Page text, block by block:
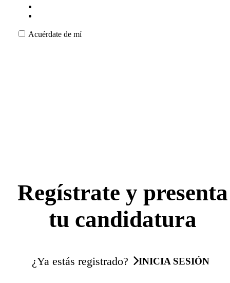
Acuérdate de mí
Regístrate y presenta
tu candidatura
¿Ya estás registrado? INICIA SESIÓN